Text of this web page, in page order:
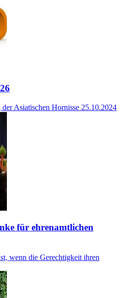
Asiatischen Hornisse 25.10.2024
für ehrenamtlichen
wenn die Gerechtigkeit ihren